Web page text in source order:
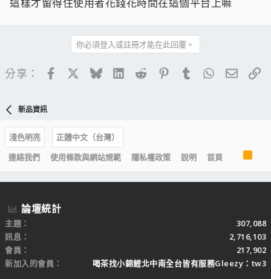
你必須登入或註冊才能在此回覆。
分享： FacebookBlueskyLinkedIn
Reddit PinterestTumblrWhatsApp
電子
新品資訊
淺色明亮
正體中文（台灣）
連絡我們
使用條款與網站規範 隱私權政策 說明 首頁
S
論壇統計
主題
307,088
訊息
2,716,103
會員
217,902
新加入的會員
喝茶找小錦鯉北中南全台皆有服務Gleezy：tw3